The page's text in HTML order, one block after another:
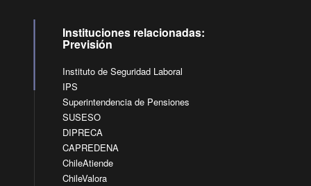
Instituciones relacionadas:
Previsión
Instituto de Seguridad Laboral
IPS
Superintendencia de Pensiones
SUSESO
DIPRECA
CAPREDENA
ChileAtiende
ChileValora